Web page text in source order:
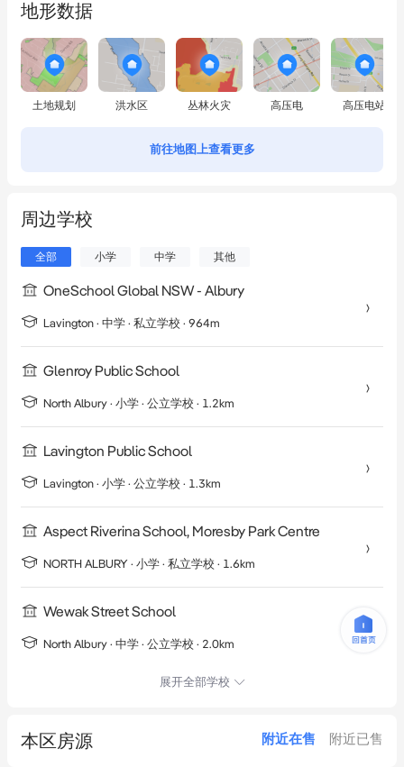
地形数据
土地规划 洪水区 丛林火灾 高压电 高压电站
前往地图上查看更多
周边学校
全部 小学 中学 其他
OneSchool Global NSW - Albury
Lavington · 中学 · 私立学校 · 964m
Glenroy Public School
North Albury · 小学 · 公立学校 · 1.2km
Lavington Public School
Lavington · 小学 · 公立学校 · 1.3km
Aspect Riverina School, Moresby Park Centre
NORTH ALBURY · 小学 · 私立学校 · 1.6km
Wewak Street School
North Albury · 中学 · 公立学校 · 2.0km
展开全部学校
本区房源 附近在售 附近已售